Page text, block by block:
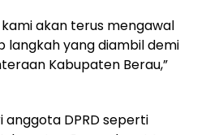
akan terus mengawal
langkah yang diambil demi
Kabupaten Berau,”
anggota DPRD seperti